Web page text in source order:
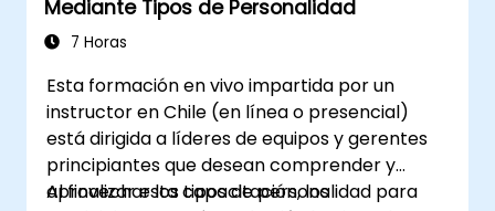
personas que encontrará durante sus
presentaciones
Mediante Tipos de Personalidad
7 Horas
Esta formación en vivo impartida por un
instructor en Chile (en línea o presencial)
está dirigida a líderes de equipos y gerentes
principiantes que desean comprender y
aprovechar los tipos de personalidad para
Al finalizar esta capacitación, los